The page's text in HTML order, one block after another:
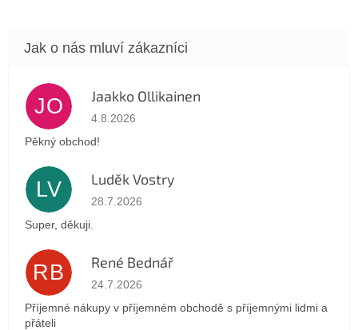
JO Jaakko Ollikainen
Hodnocení obchodu je 5 z 5 hvězdiček.
4.8.2026
Pěkný obchod!
LV Luděk Vostry
Hodnocení obchodu je 5 z 5 hvězdiček.
28.7.2026
Super, děkuji.
RB René Bednář
Hodnocení obchodu je 5 z 5 hvězdiček.
24.7.2026
Příjemné nákupy v příjemném obchodě s příjemnými lidmi a
přáteli